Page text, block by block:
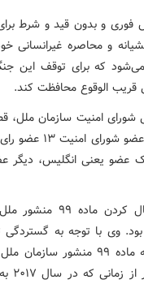
فوری و بدون قید و شرط
و محاصره غیرانسانی
که برای توقف این
قریب الوقوع محافظت کند.
امنیت سازمان ملل،
امارات متحده عربی به رای
عضو یعنی انگلیس، دیگر
ملل از سوی
وی با توجه به گستردگی
غزه در پی جنگ اسرائیل، نامه ای را با استناد